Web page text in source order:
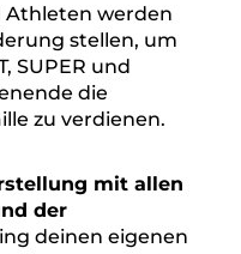
werden
stellen, um
SUPER und
die
zu verdienen.
mit allen
der
deinen eigenen